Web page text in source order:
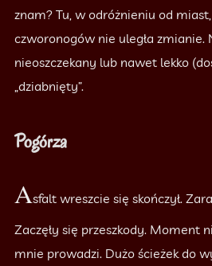
znam? Tu, w odróżnieniu od
czworonogów nie uległa zmianie.
nieoszczekany lub nawet lekko
„dziabnięty”.
Pogórza
Asfalt wreszcie się skończył.
Zaczęły się przeszkody. Moment
mnie prowadzi. Dużo ścieżek do